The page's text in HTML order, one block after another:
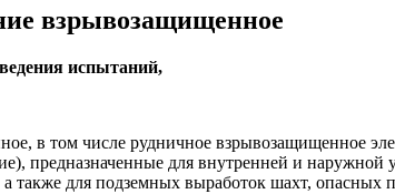
взрывозащищенное
испытаний,
в том числе рудничное взрывозащищенное
предназначенные для внутренней и
также для подземных выработок шахт, опасных